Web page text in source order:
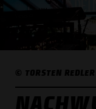
© TORSTEN REDLER